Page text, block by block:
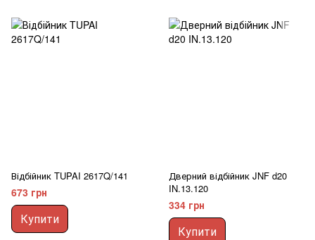
Відбійник TUPAI 2617Q/141
673 грн
Купити
Дверний відбійник JNF d20
IN.13.120
334 грн
Купити